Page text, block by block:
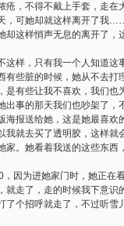
不得不戴上手套，走在
，可她却就这样离开了我
这样悄声无息的离开了
，只有我一个人知道这
些脏的时候，她从不去
有些让我不喜欢，我们
事的那天我们也吵架了，
报送给她，这是她最喜
就去买了透明胶，这样就
。她看着我送的这些东西
为进她家门时，她正在
走了，走的时候我下意识
个招呼就走了，不过听